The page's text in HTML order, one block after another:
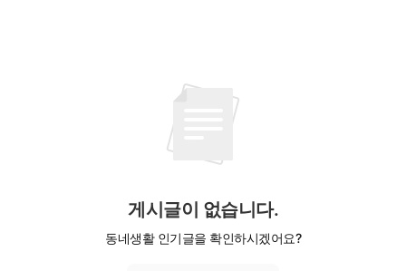
게시글이 없습니다.
동네생활 인기글을 확인하시겠어요?